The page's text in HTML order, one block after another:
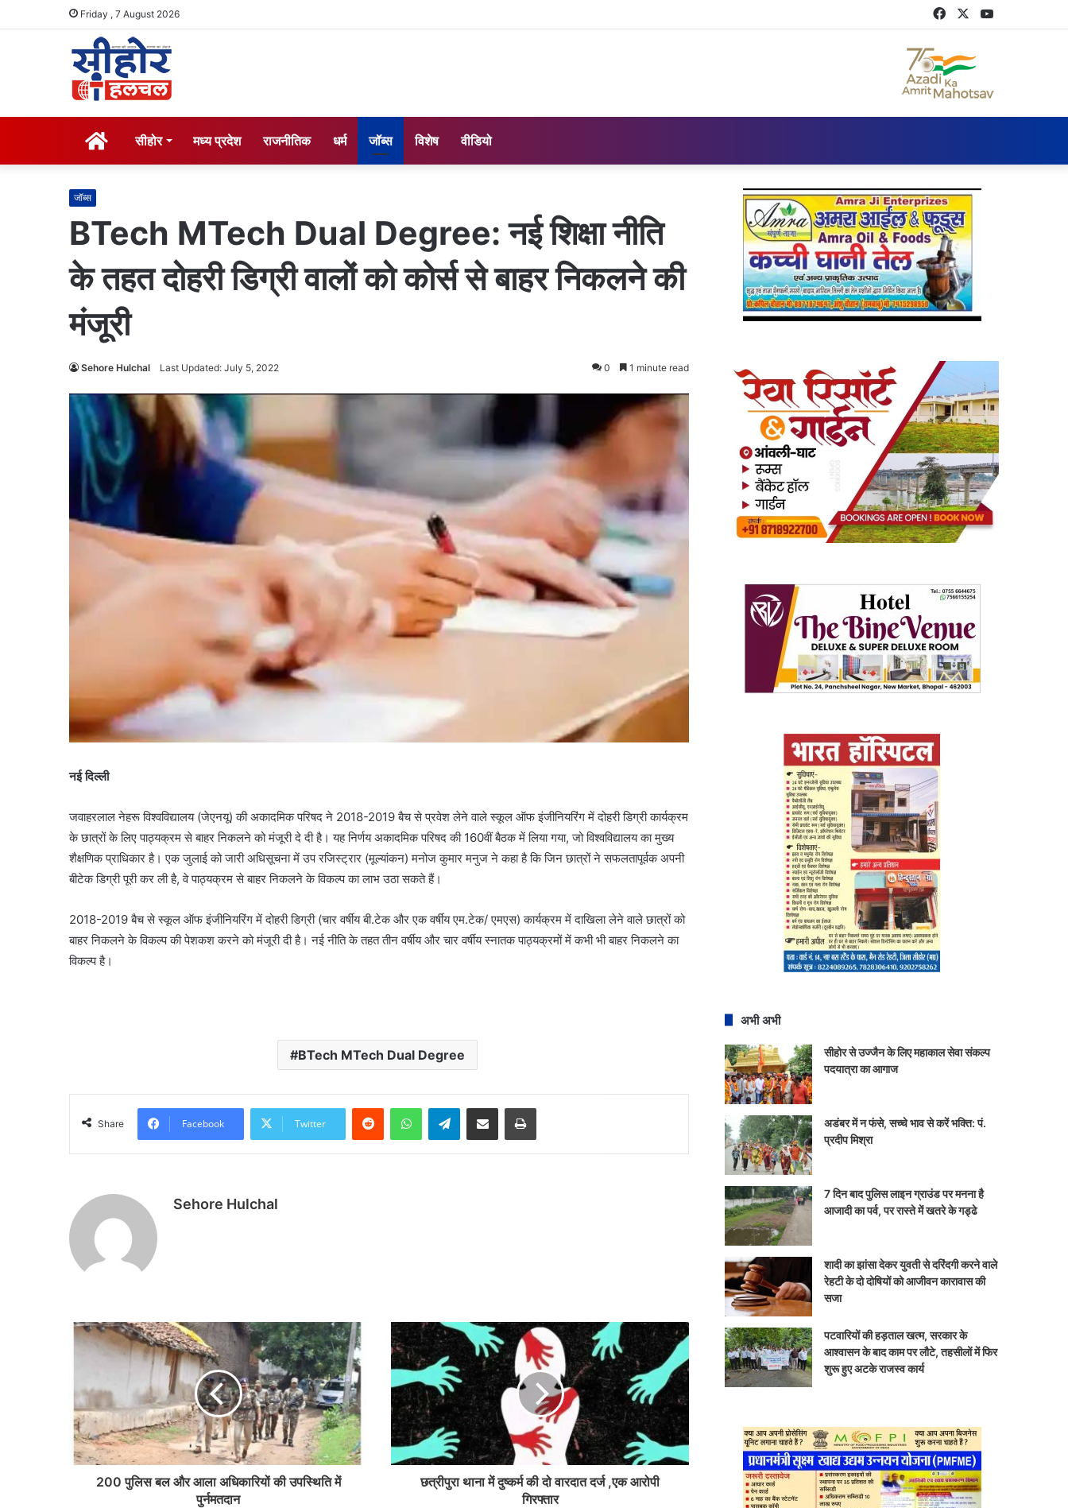
Friday , 7 August 2026 Twitter
Facebook
सीहोर मध्य प्रदेश राजनीतिक धर्म जॉब्स विशेष वीडियो
जॉब्स
BTech MTech Dual Degree: नई शिक्षा नीति
के तहत दोहरी डिग्री वालों को कोर्स से बाहर निकलने की
मंजूरी
Sehore Hulchal Last Updated: July 5, 2022 0 1 minute read
नई दिल्ली
जवाहरलाल नेहरू विश्वविद्यालय (जेएनयू) की अकादमिक परिषद ने 2018-2019 बैच से प्रवेश लेने वाले स्कूल ऑफ इंजीनियरिंग में दोहरी डिग्री कार्यक्रम
के छात्रों के लिए पाठ्यक्रम से बाहर निकलने को मंजूरी दे दी है। यह निर्णय अकादमिक परिषद की 160वीं बैठक में लिया गया, जो विश्वविद्यालय का मुख्य
शैक्षणिक प्राधिकार है। एक जुलाई को जारी अधिसूचना में उप रजिस्ट्रार (मूल्यांकन) मनोज कुमार मनुज ने कहा है कि जिन छात्रों ने सफलतापूर्वक अपनी
बीटेक डिग्री पूरी कर ली है, वे पाठ्यक्रम से बाहर निकलने के विकल्प का लाभ उठा सकते हैं।
2018-2019 बैच से स्कूल ऑफ इंजीनियरिंग में दोहरी डिग्री (चार वर्षीय बी.टेक और एक वर्षीय एम.टेक/ एमएस) कार्यक्रम में दाखिला लेने वाले छात्रों को
बाहर निकलने के विकल्प की पेशकश करने को मंजूरी दी है। नई नीति के तहत तीन वर्षीय और चार वर्षीय स्नातक पाठ्यक्रमों में कभी भी बाहर निकलने का
विकल्प है।
BTech MTech Dual Degree
Share Facebook Twitter
Telegram
Sehore Hulchal
200 पुलिस बल और आला अधिकारियों की उपस्थिति में
पुर्नमतदान
छत्रीपुरा थाना में दुष्कर्म की दो वारदात दर्ज ,एक आरोपी
गिरफ्तार
अभी अभी
सीहोर से उज्जैन के लिए महाकाल सेवा संकल्प
पदयात्रा का आगाज
अडंबर में न फंसे, सच्चे भाव से करें भक्ति: पं.
प्रदीप मिश्रा
7 दिन बाद पुलिस लाइन ग्राउंड पर मनना है
आजादी का पर्व, पर रास्ते में खतरे के गड्ढे
शादी का झांसा देकर युवती से दरिंदगी करने वाले
रेहटी के दो दोषियों को आजीवन कारावास की
सजा
पटवारियों की हड़ताल खत्म, सरकार के
आश्वासन के बाद काम पर लौटे, तहसीलों में फिर
शुरू हुए अटके राजस्व कार्य